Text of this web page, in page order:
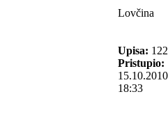
Lovčina
Upisa:
Pristupio:
18:33